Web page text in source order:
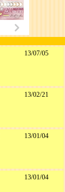
13/07/05
13/02/21
13/01/04
13/01/04